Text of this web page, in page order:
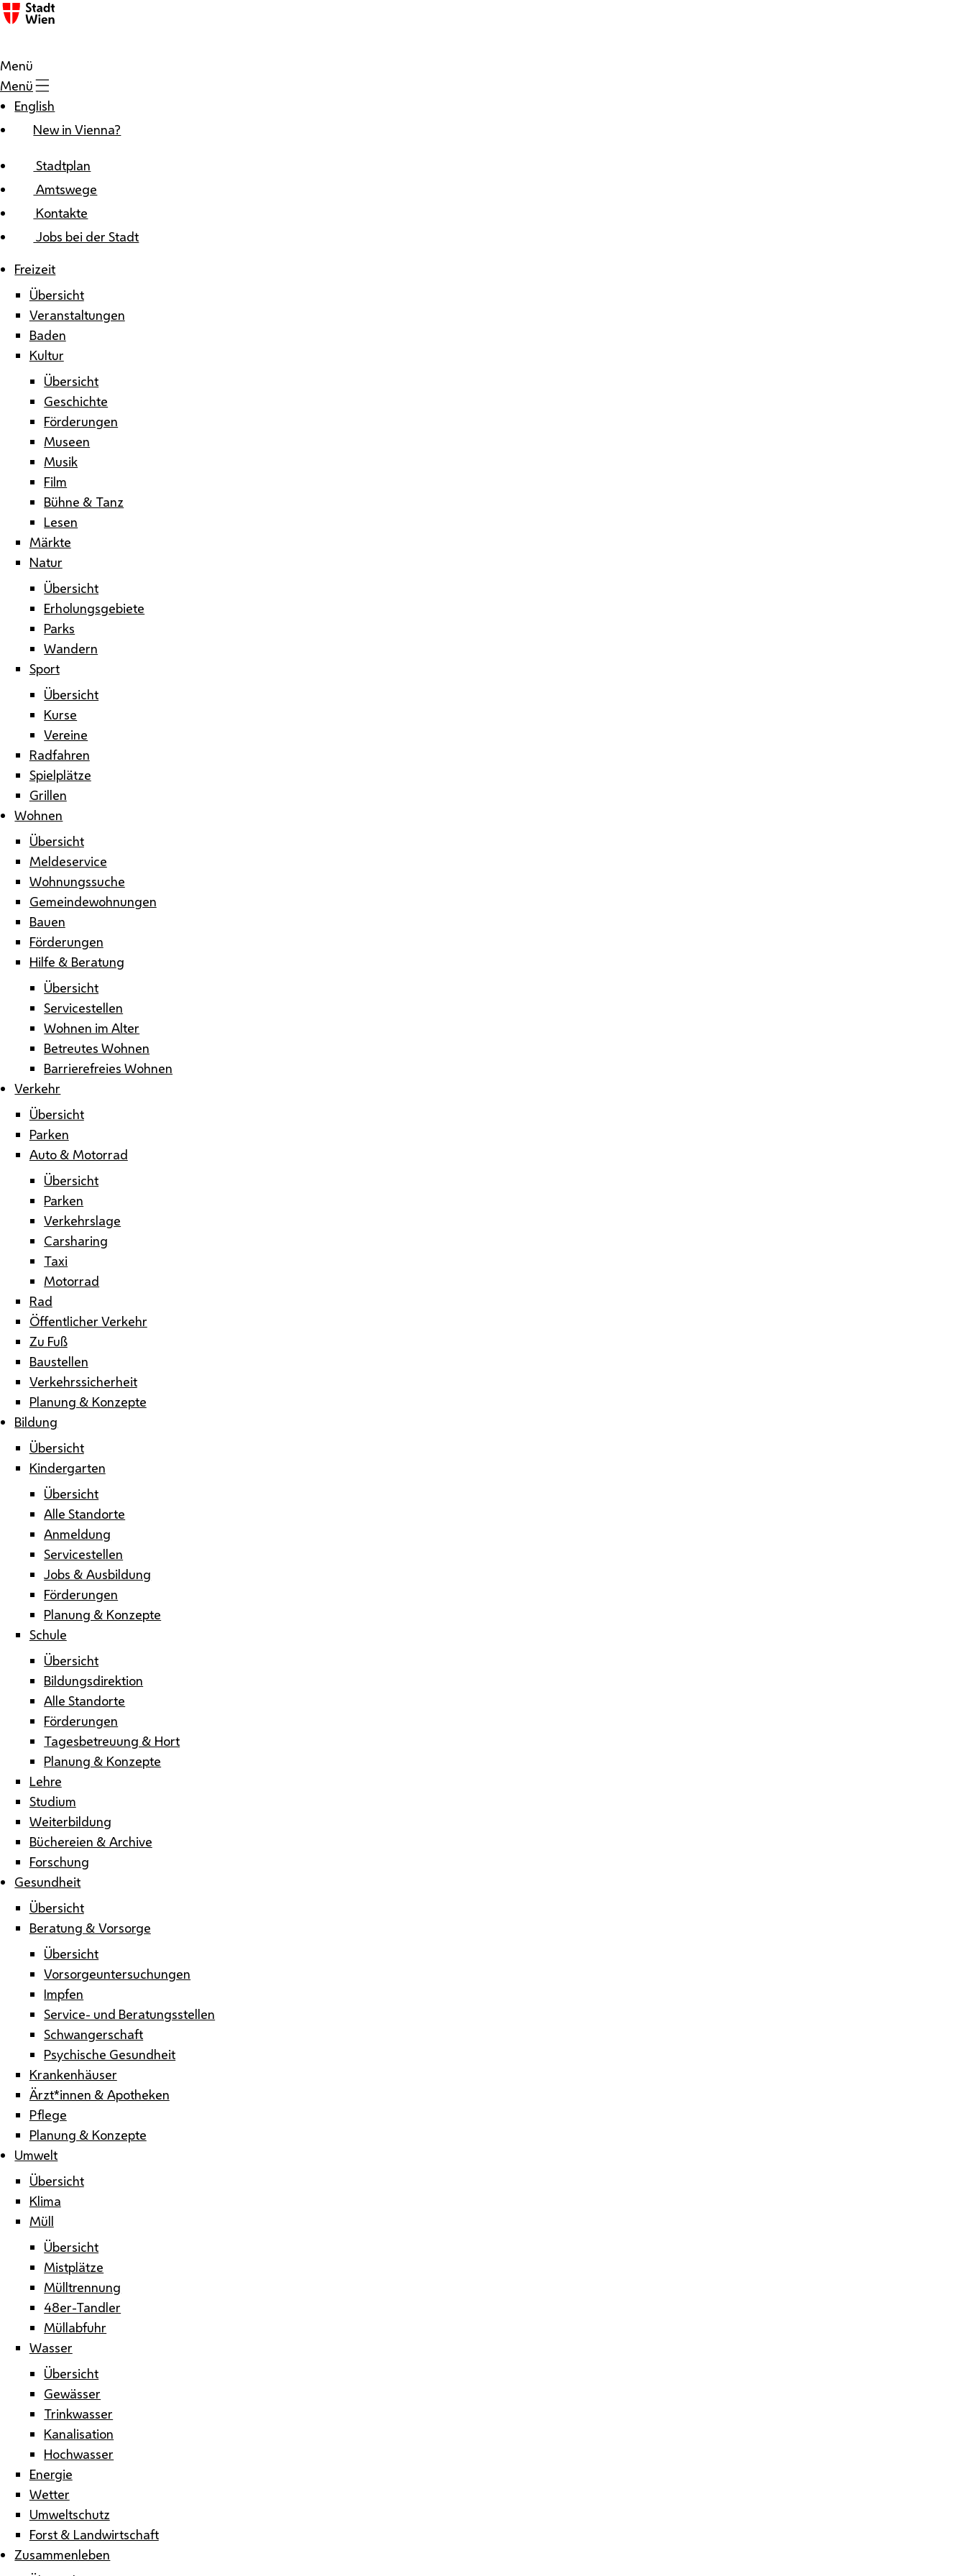
Zum Inhalt
Menü
Menü
English
New in Vienna?
Stadtplan
Amtswege
Kontakte
Jobs bei der Stadt
Freizeit
Übersicht
Veranstaltungen
Baden
Kultur
Übersicht
Geschichte
Förderungen
Museen
Musik
Film
Bühne & Tanz
Lesen
Märkte
Natur
Übersicht
Erholungsgebiete
Parks
Wandern
Sport
Übersicht
Kurse
Vereine
Radfahren
Spielplätze
Grillen
Wohnen
Übersicht
Meldeservice
Wohnungssuche
Gemeindewohnungen
Bauen
Förderungen
Hilfe & Beratung
Übersicht
Servicestellen
Wohnen im Alter
Betreutes Wohnen
Barrierefreies Wohnen
Verkehr
Übersicht
Parken
Auto & Motorrad
Übersicht
Parken
Verkehrslage
Carsharing
Taxi
Motorrad
Rad
Öffentlicher Verkehr
Zu Fuß
Baustellen
Verkehrssicherheit
Planung & Konzepte
Bildung
Übersicht
Kindergarten
Übersicht
Alle Standorte
Anmeldung
Servicestellen
Jobs & Ausbildung
Förderungen
Planung & Konzepte
Schule
Übersicht
Bildungsdirektion
Alle Standorte
Förderungen
Tagesbetreuung & Hort
Planung & Konzepte
Lehre
Studium
Weiterbildung
Büchereien & Archive
Forschung
Gesundheit
Übersicht
Beratung & Vorsorge
Übersicht
Vorsorgeuntersuchungen
Impfen
Service- und Beratungsstellen
Schwangerschaft
Psychische Gesundheit
Krankenhäuser
Ärzt*innen & Apotheken
Pflege
Planung & Konzepte
Umwelt
Übersicht
Klima
Müll
Übersicht
Mistplätze
Mülltrennung
48er-Tandler
Müllabfuhr
Wasser
Übersicht
Gewässer
Trinkwasser
Kanalisation
Hochwasser
Energie
Wetter
Umweltschutz
Forst & Landwirtschaft
Zusammenleben